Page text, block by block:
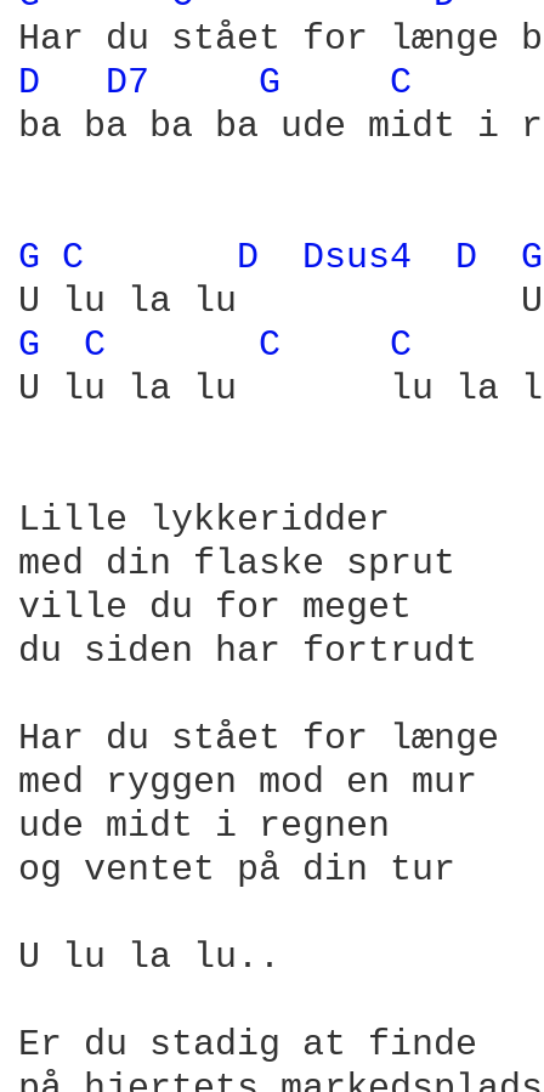
D D7 G
C
ba ba ba ba ude midt i
G C D Dsus4 D
G C C
C
U lu la lu       lu la
Lille lykkeridder
med din flaske sprut
ville du for meget
du siden har fortrudt
Har du stået for længe
med ryggen mod en mur
ude midt i regnen
og ventet på din tur
U lu la lu..
Er du stadig at finde